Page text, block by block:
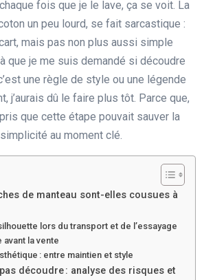
fois que je le lave, ça se voit. La
un peu lourd, se fait sarcastique :
mais pas non plus aussi simple
que je me suis demandé si découdre
une règle de style ou une légende
j’aurais dû le faire plus tôt. Parce que,
que cette étape pouvait sauver la
au moment clé.
de manteau sont-elles cousues à
lors du transport et de l’essayage
avant la vente
: entre maintien et style
découdre : analyse des risques et